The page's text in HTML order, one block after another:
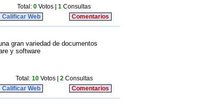
Total: 0 Votos | 1 Consultas
Calificar Web Comentarios
gran variedad de documentos
y software
Total: 10Votos | 2Consultas
Calificar Web Comentarios